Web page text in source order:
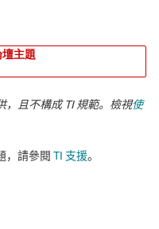
主題
，且不構成 TI 規範。檢視使
，請參閱 TI 支援。​​​​​​​​​​​​​​